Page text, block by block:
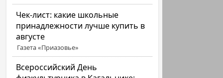
Чек-лист: какие школьные
принадлежности лучше купить в
августе
Газета «Приазовье»
Всероссийский День